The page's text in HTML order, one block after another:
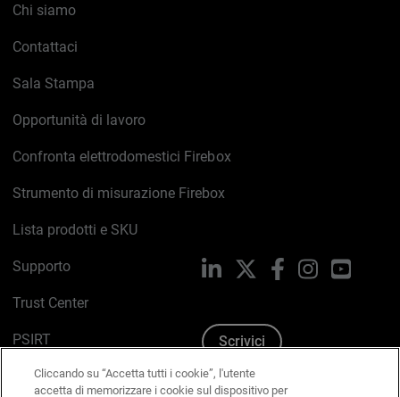
Chi siamo
Contattaci
Sala Stampa
Opportunità di lavoro
Confronta elettrodomestici Firebox
Strumento di misurazione Firebox
Lista prodotti e SKU
Supporto
Trust Center
PSIRT
Politica sui cookie
LinkedIn FacebookInstagram
Scrivici
Cliccando su “Accetta tutti i cookie”, l'utente
accetta di memorizzare i cookie sul dispositivo per